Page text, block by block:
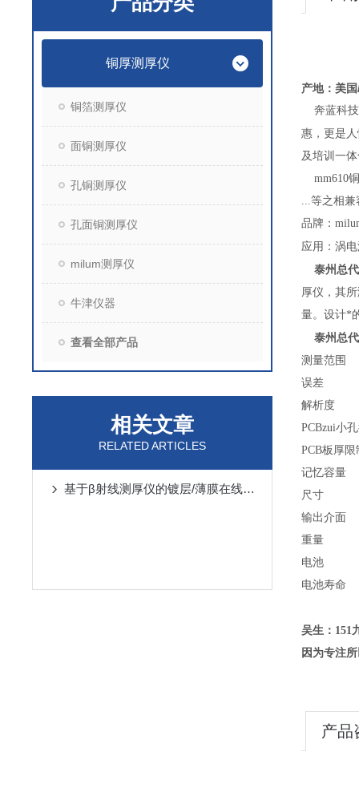
铜厚测厚仪
铜箔测厚仪
面铜测厚仪
孔铜测厚仪
孔面铜测厚仪
milum测厚仪
牛津仪器
查看全部产品
相关文章
RELATED ARTICLES
基于β射线测厚仪的镀层/薄膜在线检测原理
产地：美
奔蓝科技
惠，更是
及培训一
mm610
...等之相兼
品牌：
应用：涡
泰州总
厚仪，其
量。设计*
泰州总
测量范围
误差
解析度
PCBzui小
PCB板厚限
记忆容量
尺寸
输出介面
重量
电池
电池寿命
吴生：151
因为专注
产品